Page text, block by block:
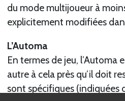
du mode multijoueur à
explicitement modifiées
L’Automa
En termes de jeu, l’Automa
autre à cela près qu’il doit
sont spécifiques (indiquées